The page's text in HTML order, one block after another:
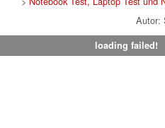
Autor:
loading failed!